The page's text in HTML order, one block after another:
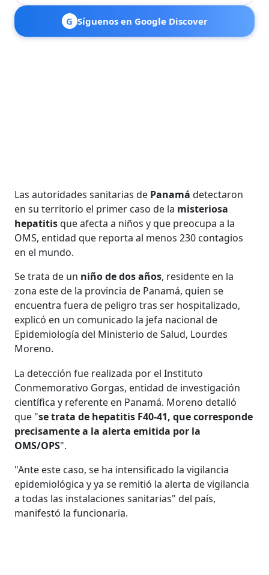
G Síguenos en Google Discover
Las autoridades sanitarias de Panamá detectaron
en su territorio el primer caso de la misteriosa
hepatitisque afecta a niños y que preocupa a la
OMS, entidad que reporta al menos 230 contagios
en el mundo.
Se trata de un niño de dos años, residente en la
zona este de la provincia de Panamá, quien se
encuentra fuera de peligro tras ser hospitalizado,
explicó en un comunicado la jefa nacional de
Epidemiología del Ministerio de Salud, Lourdes
Moreno.
La detección fue realizada por el Instituto
Conmemorativo Gorgas, entidad de investigación
científica y referente en Panamá. Moreno detalló
que "se trata de hepatitis F40-41, que corresponde
precisamente a la alerta emitida por la
OMS/OPS".
"Ante este caso, se ha intensificado la vigilancia
epidemiológica y ya se remitió la alerta de vigilancia
a todas las instalaciones sanitarias" del país,
manifestó la funcionaria.